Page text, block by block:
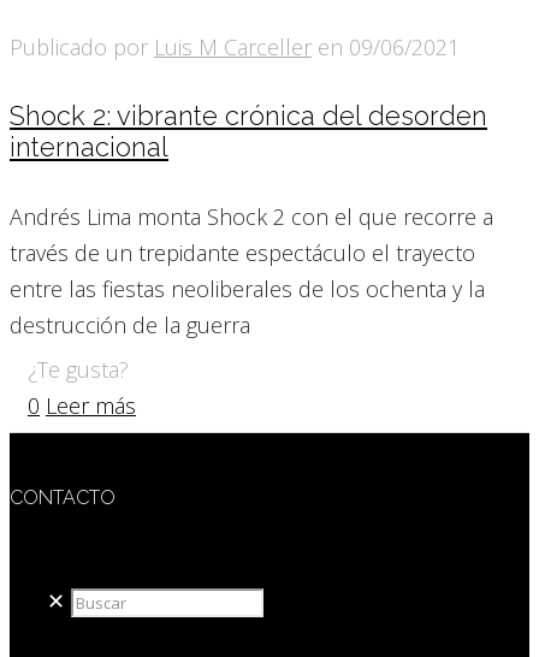
Publicado por Luis M Carceller en 09/06/2021
Shock 2: vibrante crónica del desorden
internacional
Andrés Lima monta Shock 2 con el que recorre a
través de un trepidante espectáculo el trayecto
entre las fiestas neoliberales de los ochenta y la
destrucción de la guerra
¿Te gusta?
0 Leer más
CONTACTO
✕